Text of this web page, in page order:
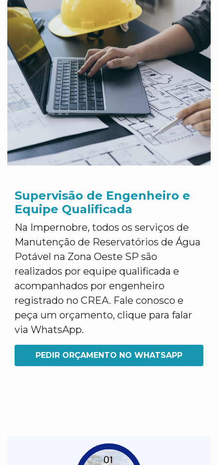
Supervisão de Engenheiro e
Equipe Qualificada
Na Impernobre, todos os serviços de
Manutenção de Reservatórios de Água
Potável na Zona Oeste SP são
realizados por equipe qualificada e
acompanhados por engenheiro
registrado no CREA. Fale conosco e
peça um orçamento, clique para falar
via WhatsApp.
PEDIR ORÇAMENTO NO WHATSAPP